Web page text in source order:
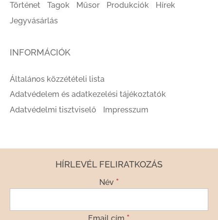
Történet Tagok Műsor Produkciók
Hírek
Jegyvásárlás
INFORMÁCIÓK
Általános közzétételi lista
Adatvédelem és adatkezelési tájékoztatók
Adatvédelmi tisztviselő
Impresszum
HÍRLEVÉL FELIRATKOZÁS
Név *
*